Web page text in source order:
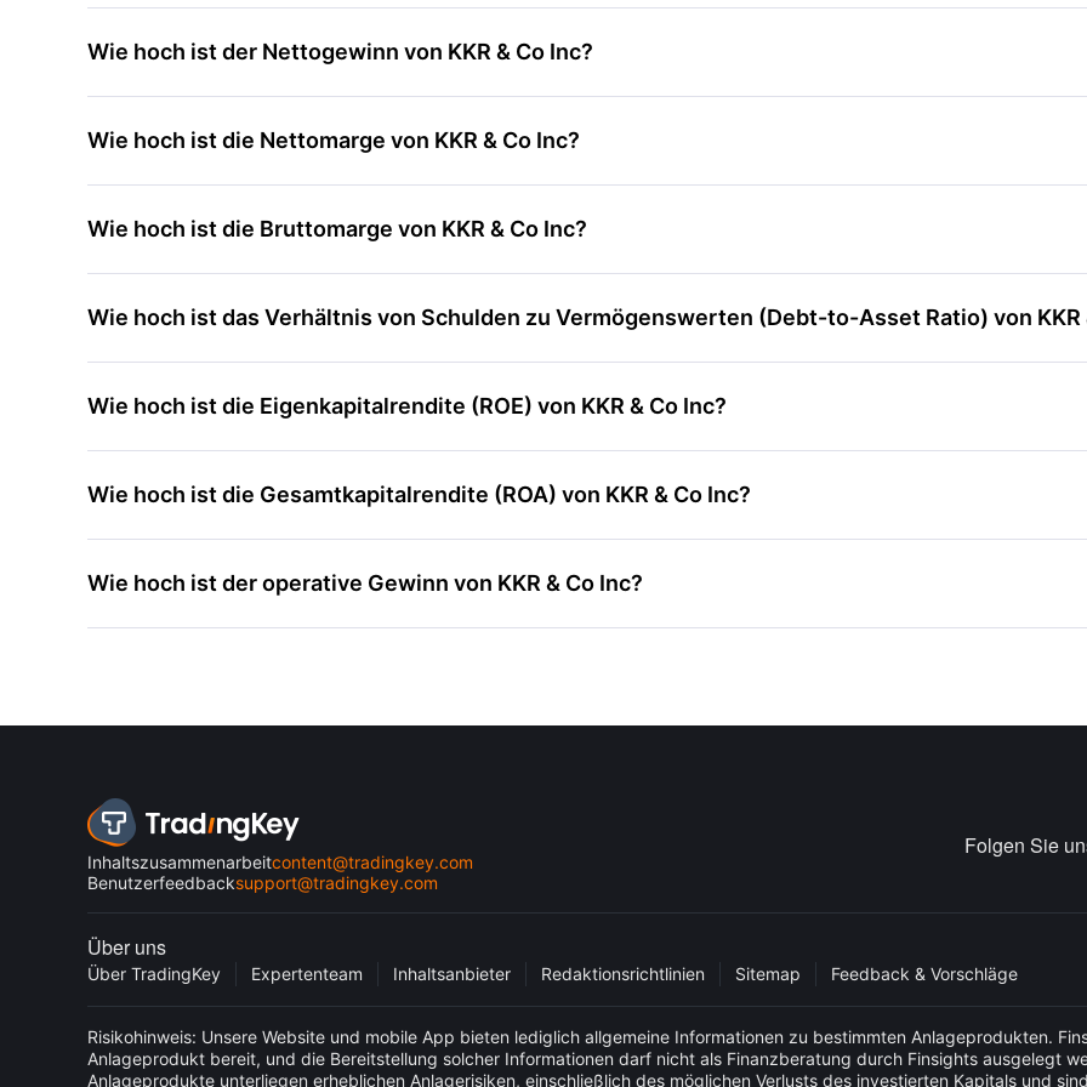
Wie hoch ist der Nettogewinn von KKR & Co Inc?
Wie hoch ist die Nettomarge von KKR & Co Inc?
Wie hoch ist die Bruttomarge von KKR & Co Inc?
Wie hoch ist das Verhältnis von Schulden zu Vermögenswerten (Debt-to-Asset Ratio) von KKR
Wie hoch ist die Eigenkapitalrendite (ROE) von KKR & Co Inc?
Wie hoch ist die Gesamtkapitalrendite (ROA) von KKR & Co Inc?
Wie hoch ist der operative Gewinn von KKR & Co Inc?
Inhaltszusammenarbeitcontent@tradingkey.com
Benutzerfeedbacksupport@tradingkey.com
Folgen Sie
Über uns
Über TradingKey Expertenteam Inhaltsanbieter Redaktionsrichtlinien Sitemap Feedback & Vorschläge
Risikohinweis: Unsere Website und mobile App bieten lediglich allgemeine Informationen zu bestimmten Anlageprodukten.
Anlageprodukt bereit, und die Bereitstellung solcher Informationen darf nicht als Finanzberatung durch Finsights ausgelegt
Anlageprodukte unterliegen erheblichen Anlagerisiken, einschließlich des möglichen Verlusts des investierten Kapitals und